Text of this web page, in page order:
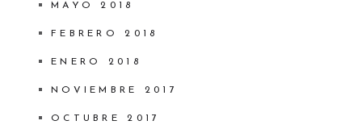
MAYO 2018
FEBRERO 2018
ENERO 2018
NOVIEMBRE 2017
OCTUBRE 2017